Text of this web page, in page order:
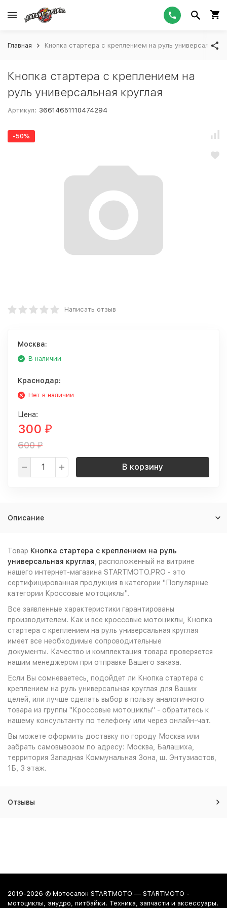
Главная Кнопка стартера с креплением на руль универсальная
Кнопка стартера с креплением на
руль универсальная круглая
Артикул: 36614651110474294
-50%
Написать отзыв
Москва:
В наличии
Краснодар:
Нет в наличии
Цена:
300 ₽
600₽
В корзину
Описание
Товар Кнопка стартера с креплением на руль
универсальная круглая , расположенный на витрине
нашего интернет-магазина STARTMOTO.PRO - это
сертифицированная продукция в категории "Популярные
категории Кроссовые мотоциклы".
Все заявленные характеристики гарантированы
производителем. Как и все кроссовые мотоциклы, Кнопка
стартера с креплением на руль универсальная круглая
имеет все необходимые сопроводительные
документы. Качество и комплектация товара проверяется
нашим менеджером при отправке Вашего заказа.
Если Вы сомневаетесь, подойдет ли Кнопка стартера с
креплением на руль универсальная круглая для Ваших
целей, или лучше сделать выбор в пользу аналогичного
товара из группы "Кроссовые мотоциклы" - обратитесь к
нашему консультанту по телефону или через онлайн-чат.
Вы можете оформить доставку по городу Москва или
забрать самовывозом по адресу: Москва, Балашиха,
территория Западная Коммунальная Зона, ш. Энтузиастов,
1Б, 3 этаж.
Отзывы
2019-2026 © Мотосалон STARTMOTO — STARTMOTO -
мотоциклы, энудро, питбайки. Техника, запчасти и аксессуары.